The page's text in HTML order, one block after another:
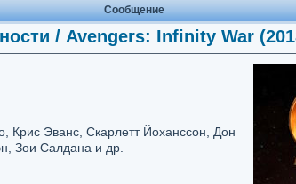
Сообщение
/ Avengers: Infinity War
Эванс, Скарлетт Йоханссон, Дон
Зои Салдана и др.